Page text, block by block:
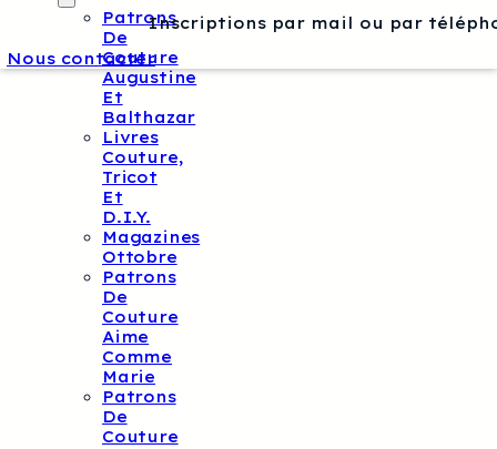
Patrons
De
Couture
Augustine
Et
Balthazar
Livres
Couture,
Tricot
Et
D.I.Y.
Magazines
Ottobre
Patrons
De
Couture
Aime
Comme
Marie
Patrons
De
Couture
Inscriptions par mail ou par
Nous contacter